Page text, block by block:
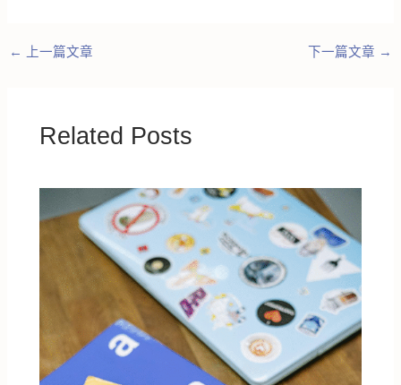
← 上一篇文章 下一篇文章 →
Related Posts